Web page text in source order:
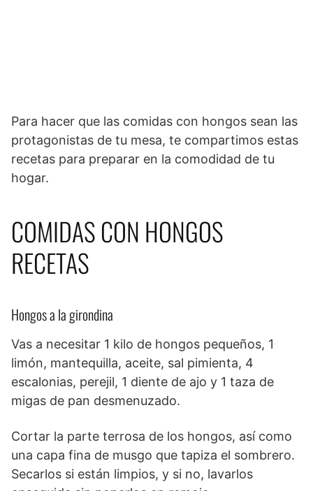
Para hacer que las comidas con hongos sean las
protagonistas de tu mesa, te compartimos estas
recetas para preparar en la comodidad de tu
hogar.
COMIDAS CON HONGOS
RECETAS
Hongos a la girondina
Vas a necesitar 1 kilo de hongos pequeños, 1
limón, mantequilla, aceite, sal pimienta, 4
escalonias, perejil, 1 diente de ajo y 1 taza de
migas de pan desmenuzado.
Cortar la parte terrosa de los hongos, así como
una capa fina de musgo que tapiza el sombrero.
Secarlos si están limpios, y si no, lavarlos